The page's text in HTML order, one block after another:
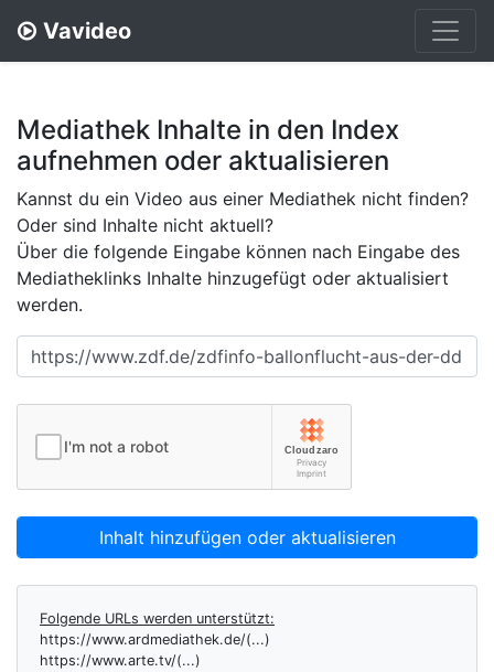
Vavideo
Mediathek Inhalte in den Index
aufnehmen oder aktualisieren
Kannst du ein Video aus einer Mediathek nicht finden?
Oder sind Inhalte nicht aktuell?
Über die folgende Eingabe können nach Eingabe des
Mediatheklinks Inhalte hinzugefügt oder aktualisiert
werden.
Inhalt hinzufügen oder aktualisieren
Folgende URLs werden unterstützt:
https://www.ardmediathek.de/(...)
https://www.arte.tv/(...)